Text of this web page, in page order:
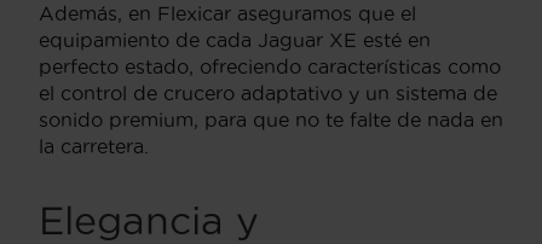
Además, en Flexicar aseguramos que el
equipamiento de cada Jaguar XE esté en
perfecto estado, ofreciendo características como
el control de crucero adaptativo y un sistema de
sonido premium, para que no te falte de nada en
la carretera.
Elegancia y